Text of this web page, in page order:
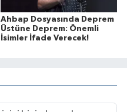
Ahbap Dosyasında Deprem
Üstüne Deprem: Önemli
İsimler İfade Verecek!